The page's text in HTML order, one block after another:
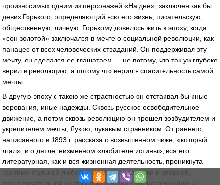
произносимых одним из персонажей «На дне», заключен как бы
девиз Горького, определяющий всю его жизнь, писательскую,
общественную, личную. Горькому довелось жить в эпоху, когда
«сон золотой» заключался в мечте о социальной революции, как
панацее от всех человеческих страданий. Он поддерживал эту
мечту, он сделался ее глашатаем — не потому, что так уж глубоко
верил в революцию, а потому что верил в спасительность самой
мечты.
В другую эпоху с такою же страстностью он отстаивал бы иные
верования, иные надежды. Сквозь русское освободительное
движение, а потом сквозь революцию он прошел возбудителем и
укрепителем мечты, Лукою, лукавым странником. От раннего,
написанного в 1893 г. рассказа о возвышенном чиже, «который
лгал», и о дятле, низменном «любителе истины», вся его
литературная, как и вся жизненная деятельность, проникнута
сентиментальной любовью ко всем видам лжи и упорной,
последовательной нелюбовью к правде. «Я искреннейше и